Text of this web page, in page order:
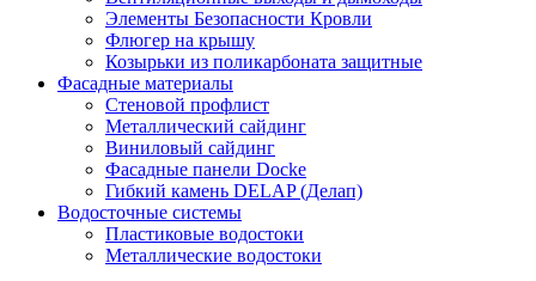
Элементы Безопасности Кровли
Флюгер на крышу
Козырьки из поликарбоната защитные
Фасадные материалы
Стеновой профлист
Металлический сайдинг
Виниловый сайдинг
Фасадные панели Docke
Гибкий камень DELAP (Делап)
Водосточные системы
Пластиковые водостоки
Металлические водостоки